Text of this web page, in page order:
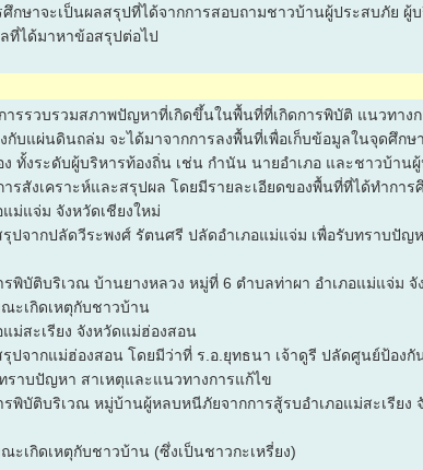
กษาจะเป็นผลสรุปที่ได้จากการสอบถามชาวบ้านผู้ประสบภัย ผู้
ที่ได้มาหาข้อสรุปต่อไป
ารรวบรวมสภาพปัญหาที่เกิดขึ้นในพื้นที่ที่เกิดการพิบัติ แนวทาง
กับแผ่นดินถล่ม จะได้มาจากการลงพื้นที่เพื่อเก็บข้อมูลในจุดศึกษ
ทั้งระดับผู้บริหารท้องถิ่น เช่น กำนัน นายอำเภอ และชาวบ้าน
รสังเคราะห์และสรุปผล โดยมีรายละเอียดของพื้นที่ที่ได้ทำการ
ม่แจ่ม จังหวัดเชียงใหม่
ปจากปลัดวีระพงศ์ รัตนศรี ปลัดอำเภอแม่แจ่ม เพื่อรับทราบปัญ
พิบัติบริเวณ บ้านยางหลวง หมู่ที่ 6 ตำบลท่าผา อำเภอแม่แจ่ม จั
ะเกิดเหตุกับชาวบ้าน
ม่สะเรียง จังหวัดแม่ฮ่องสอน
ปจากแม่ฮ่องสอน โดยมีว่าที่ ร.อ.ยุทธนา เจ้าดูรี ปลัดศูนย์ป้องกั
ราบปัญหา สาเหตุและแนวทางการแก้ไข
พิบัติบริเวณ หมู่บ้านผู้หลบหนีภัยจากการสู้รบอำเภอแม่สะเรียง
เกิดเหตุกับชาวบ้าน (ซึ่งเป็นชาวกะเหรี่ยง)